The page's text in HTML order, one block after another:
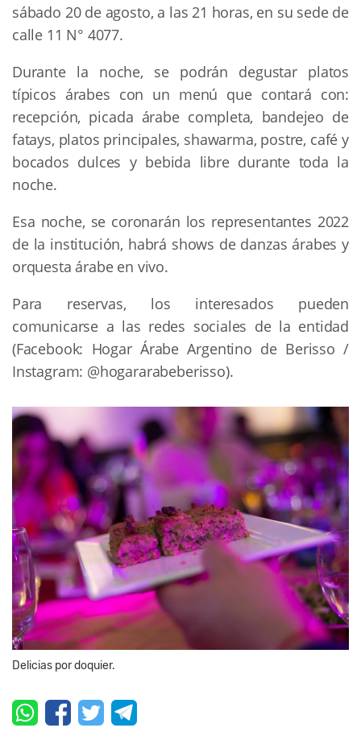
sábado 20 de agosto, a las 21 horas, en su sede de
calle 11 N° 4077.
Durante la noche, se podrán degustar platos
típicos árabes con un menú que contará con:
recepción, picada árabe completa, bandejeo de
fatays, platos principales, shawarma, postre, café y
bocados dulces y bebida libre durante toda la
noche.
Esa noche, se coronarán los representantes 2022
de la institución, habrá shows de danzas árabes y
orquesta árabe en vivo.
Para reservas, los interesados pueden
comunicarse a las redes sociales de la entidad
(Facebook: Hogar Árabe Argentino de Berisso /
Instagram: @hogararabeberisso).
Delicias por doquier.